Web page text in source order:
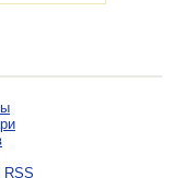
RSS